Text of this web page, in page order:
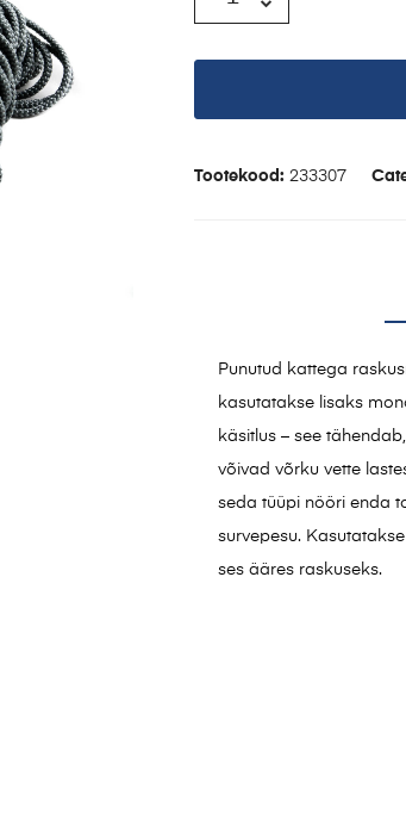
Tootekood: 233307
Punutud kattega
kasutatakse lisaks
käsitlus – see
võivad võrku vette
seda tüüpi nööri enda
survepesu.
ses ääres raskuseks.